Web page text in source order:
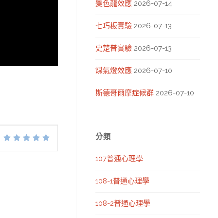
變色龍效應 2026-07-14
七巧板實驗 2026-07-13
史楚普實驗 2026-07-13
煤氣燈效應 2026-07-10
斯德哥爾摩症候群 2026-07-10
分類
107普通心理學
108-1普通心理學
108-2普通心理學